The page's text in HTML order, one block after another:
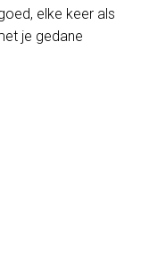
elke keer als
je gedane